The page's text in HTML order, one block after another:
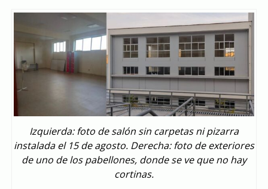
Izquierda: foto de salón sin carpetas ni pizarra
instalada el 15 de agosto. Derecha: foto de exteriores
de uno de los pabellones, donde se ve que no hay
cortinas.